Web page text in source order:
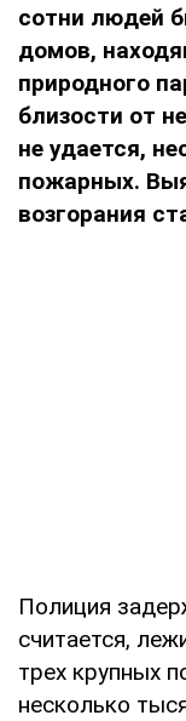
сотни людей
домов,
природного
близости от
не удается,
пожарных.
возгорания
Полиция
считается,
трех крупных
несколько